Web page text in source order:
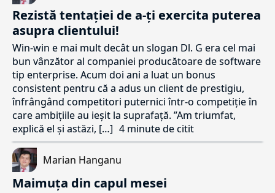
Rezistă tentației de a-ți exercita puterea
asupra clientului!
Win-win e mai mult decât un slogan Dl. G era cel mai
bun vânzător al companiei producătoare de software
tip enterprise. Acum doi ani a luat un bonus
consistent pentru că a adus un client de prestigiu,
înfrângând competitori puternici într-o competiție în
care ambițiile au ieșit la suprafață. ”Am triumfat,
explică el și astăzi, […] 4 minute de citit
Marian Hanganu
Maimuța din capul mesei